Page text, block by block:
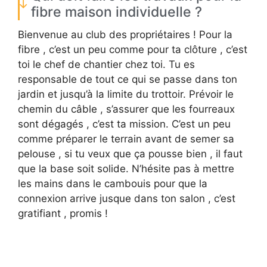
fibre maison individuelle ?
Bienvenue au club des propriétaires ! Pour la
fibre , c’est un peu comme pour ta clôture , c’est
toi le chef de chantier chez toi. Tu es
responsable de tout ce qui se passe dans ton
jardin et jusqu’à la limite du trottoir. Prévoir le
chemin du câble , s’assurer que les fourreaux
sont dégagés , c’est ta mission. C’est un peu
comme préparer le terrain avant de semer sa
pelouse , si tu veux que ça pousse bien , il faut
que la base soit solide. N’hésite pas à mettre
les mains dans le cambouis pour que la
connexion arrive jusque dans ton salon , c’est
gratifiant , promis !